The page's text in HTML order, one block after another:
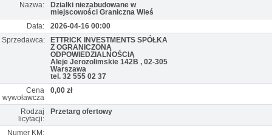
Nazwa:
Działki niezabudowane w
miejscowości Graniczna Wieś
Data:
2026-04-16 00:00
Sprzedawca:
ETTRICK INVESTMENTS SPÓŁKA
Z OGRANICZONĄ
ODPOWIEDZIALNOŚCIĄ
Aleje Jerozolimskie 142B , 02-305
Warszawa
tel. 32 555 02 37
Cena
wywoławcza
0,00 zł
Rodzaj
licytacji:
Przetarg ofertowy
Numer KM: